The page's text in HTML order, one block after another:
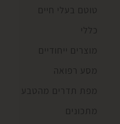
טוטם בעלי חיים
כללי
מוצרים ייחודיים
מסע רפואה
מפת תדרים מהטבע
מתכונים